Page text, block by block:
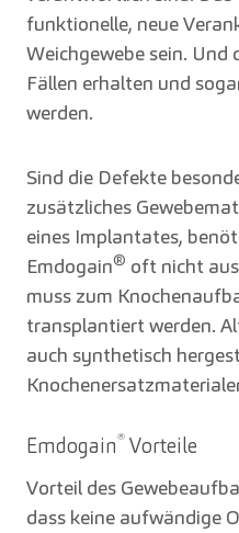
funktionelle, neue
Weichgewebe sein. Und
Fällen erhalten und
werden.
Sind die Defekte
zusätzliches
eines Implantates,
Emdogain® oft nicht
muss zum
transplantiert werden.
auch synthetisch
Emdogain ® Vorteile
Vorteil des
dass keine aufwändige